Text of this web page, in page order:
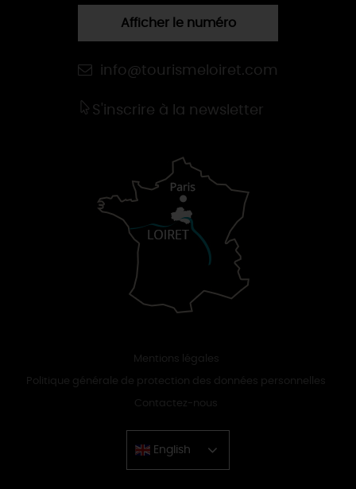
Afficher le numéro
info@tourismeloiret.com
S'inscrire à la newsletter
Mentions légales
Politique générale de protection des données personnelles
Contactez-nous
English
Chinese